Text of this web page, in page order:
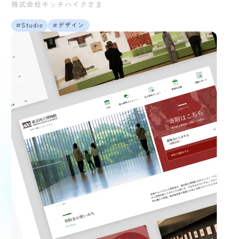
株式会社キッチハイクさま
Studio デザイン